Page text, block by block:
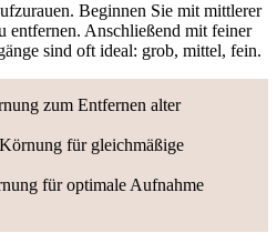
Beginnen Sie mit mittlerer
entfernen. Anschließend mit feiner
sind oft ideal: grob, mittel, fein.
zum Entfernen alter
für gleichmäßige
für optimale Aufnahme